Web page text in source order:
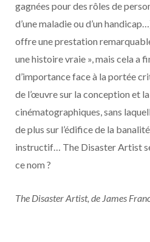
gagnées pour des rôles de
d’une maladie ou d’un
offre une prestation
une histoire vraie », mais cela a
d’importance face à la portée
de l’œuvre sur la conception et
cinématographiques, sans
de plus sur l’édifice de la
instructif… The Disaster Artist
ce nom ?
The Disaster Artist, de James